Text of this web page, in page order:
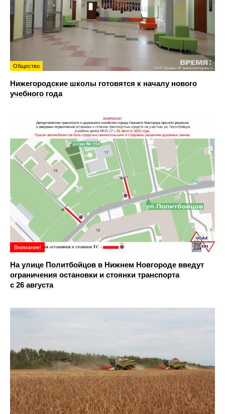
Общество
Нижегородские школы готовятся к началу нового
учебного года
Внимание!
На улице Политбойцов в Нижнем Новгороде введут
ограничения остановки и стоянки транспорта
с 26 августа